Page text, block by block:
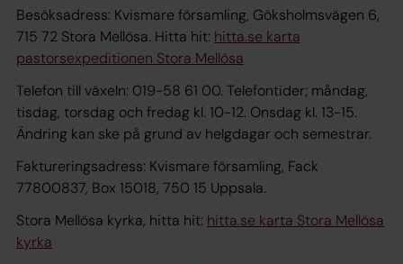
Besöksadress: Kvismare församling, Göksholmsvägen 6,
715 72 Stora Mellösa. Hitta hit: hitta.se karta
pastorsexpeditionen Stora Mellösa
Telefon till växeln: 019-58 61 00. Telefontider; måndag,
tisdag, torsdag och fredag kl. 10-12. Onsdag kl. 13-15.
Ändring kan ske på grund av helgdagar och semestrar.
Faktureringsadress: Kvismare församling, Fack
77800837, Box 15018, 750 15 Uppsala.
Stora Mellösa kyrka, hitta hit: hitta.se karta Stora Mellösa
kyrka